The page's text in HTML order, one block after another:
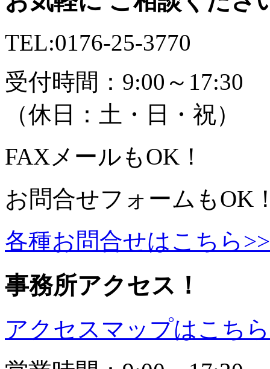
TEL:0176-25-3770
受付時間：9:00～17:30
（休日：土・日・祝）
FAXメールもOK！
お問合せフォームもOK
各種お問合せはこちら>>
事務所アクセス！
アクセスマップはこち